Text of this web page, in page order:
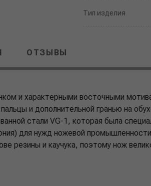
Тип изделия
ОТЗЫВЫ
и характерными восточными
и дополнительной гранью на
стали VG-1, которая была
для нужд ножевой
резины и каучука, поэтому нож